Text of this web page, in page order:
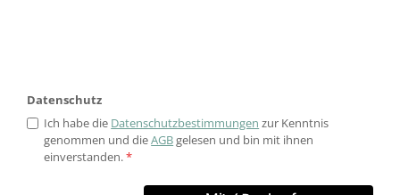
Datenschutz
Ich habe die Datenschutzbestimmungen zur Kenntnis
genommen und dieAGBgelesen und bin mit ihnen
einverstanden.*